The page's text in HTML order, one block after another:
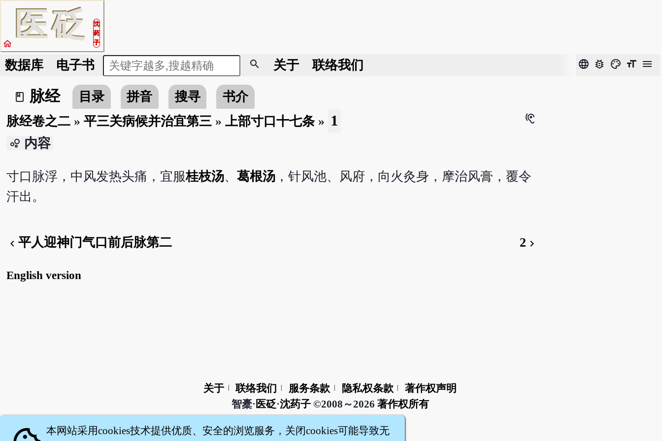
医砭
沈
药
子
home
数据库 电子书 search 关于 联络我们 language bug_report color_lens format_size menu
book_2
脉经 目录 拼音 搜寻
书介
脉经卷之二» 平三关病候并治宜第三» 上部寸口十七条» 1 hearing
bubble_chart 内容
寸口脉浮，中风发热头痛，宜服桂枝汤、 葛根汤，针风池、风府，向火灸身，摩治风膏，覆令
汗出。
chevron_left 平人迎神门气口前后脉第二 2 chevron_right
English version
关于 联络我们 服务条款 隐私权条款
著作权声明
智橐· 医砭·沈药子©2008～2026 著作权所有
本网站采用cookies技术提供优质、安全的浏览服务，关闭cookies可能导致无